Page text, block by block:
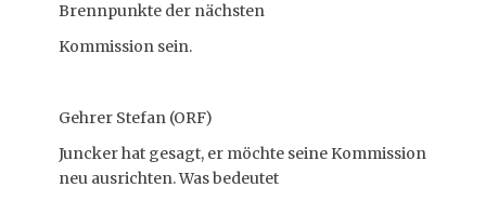
Brennpunkte der nächsten
Kommission sein.
Gehrer Stefan (ORF)
Juncker hat gesagt, er möchte seine Kommission
neu ausrichten. Was bedeutet